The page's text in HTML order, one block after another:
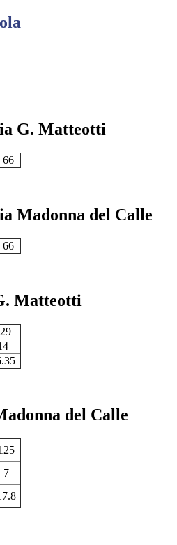
G. Matteotti
66
Madonna del Calle
66
Matteotti
del Calle
7